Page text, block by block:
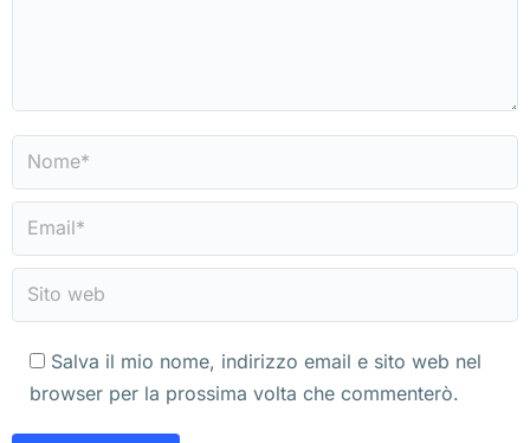
Nome *
Email *
Sito web
Salva il mio nome, indirizzo email e sito web nel
browser per la prossima volta che commenterò.